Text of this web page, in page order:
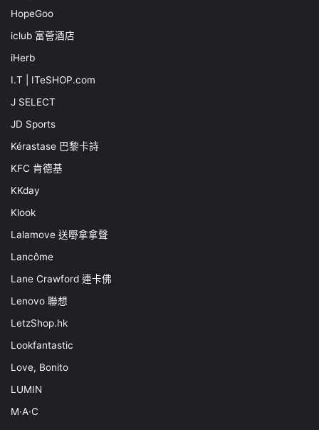
HopeGoo
iclub 富薈酒店
iHerb
I.T | ITeSHOP.com
J SELECT
JD Sports
Kérastase 巴黎卡詩
KFC 肯德基
KKday
Klook
Lalamove 送嘢拿拿聲
Lancôme
Lane Crawford 連卡佛
Lenovo 聯想
LetzShop.hk
Lookfantastic
Love, Bonito
LUMIN
M·A·C